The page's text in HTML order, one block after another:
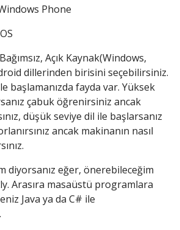
Phone
Açık Kaynak(Windows,
dillerinden birisini seçebilirsiniz.
başlamanızda fayda var. Yüksek
çabuk öğrenirsiniz ancak
düşük seviye dil ile başlarsanız
ancak makinanın nasıl
diyorsanız eğer, önerebileceğim
Arasıra masaüstü programlara
Java ya da C# ile